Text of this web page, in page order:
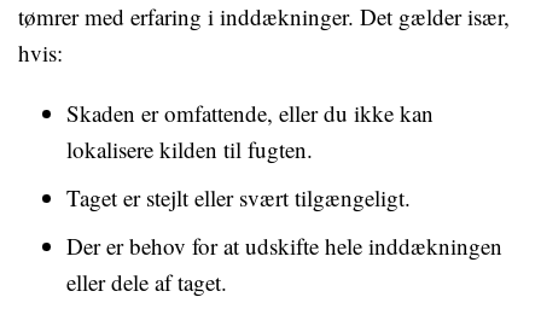
tømrer med erfaring i inddækninger. Det gælder især,
hvis:
Skaden er omfattende, eller du ikke kan
lokalisere kilden til fugten.
Taget er stejlt eller svært tilgængeligt.
Der er behov for at udskifte hele inddækningen
eller dele af taget.